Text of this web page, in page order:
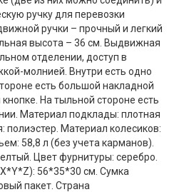
ручку для перевозки
ручки – прочный и легкий
высота – 36 см. Выдвижная
отделении, доступ в
молнией. Внутри есть одно
есть большой накладной
На тыльной стороне есть
Материал подклады: плотная
полиэстер. Материал колесиков:
58,8 л (без учета карманов).
Цвет фурнитуры: серебро.
56*35*30 см. Сумка
пакет. Страна